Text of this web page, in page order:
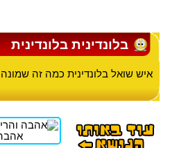
בלונדינית בלונדינית
איש שואל בלונדינית כמה זה